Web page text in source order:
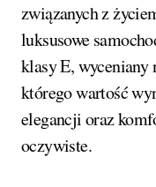
związanych z
luksusowe
klasy E, wyceniany
którego wartość
elegancji oraz
oczywiste.